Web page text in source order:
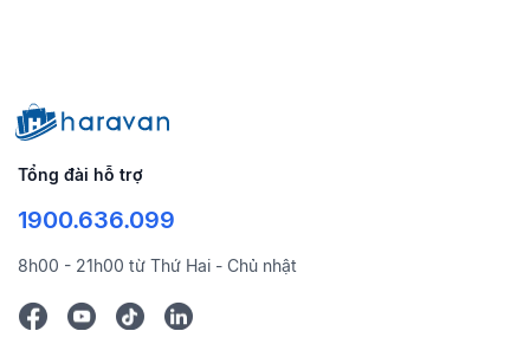
Tổng đài hỗ trợ
1900.636.099
8h00 - 21h00 từ Thứ Hai - Chủ nhật